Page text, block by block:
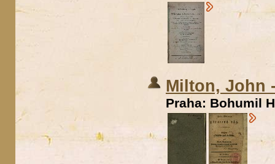
Milton, John
Praha: Bohumil